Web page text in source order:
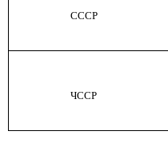
СССР
ЧССР